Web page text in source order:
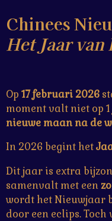
n
g
t
r
e
e
r
e
r
r
n
e
r
r
n
e
r
r
n
e
r
r
n
Chinees
Het Jaar
Op 17 februari 2026
moment valt niet op
nieuwe maan na de
In 2026 begint het
Dit jaar is extra
samenvalt met een
wordt het Nieuwjaar
door een eclips. Toch